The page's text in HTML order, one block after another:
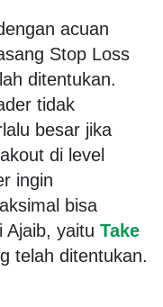
acuan
Stop Loss
ditentukan.
tidak
besar jika
di level
ingin
bisa
Ajaib, yaitu Take
telah ditentukan.